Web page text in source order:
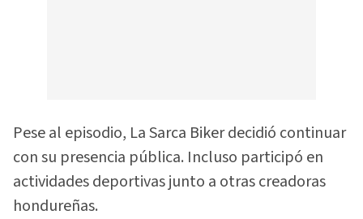
Pese al episodio, La Sarca Biker decidió continuar
con su presencia pública. Incluso participó en
actividades deportivas junto a otras creadoras
hondureñas.